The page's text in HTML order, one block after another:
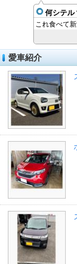
何シテル
これ食べて
愛車紹介